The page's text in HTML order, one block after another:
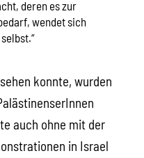
deren es zur
wendet sich
konnte, wurden
auch ohne mit der
in Israel